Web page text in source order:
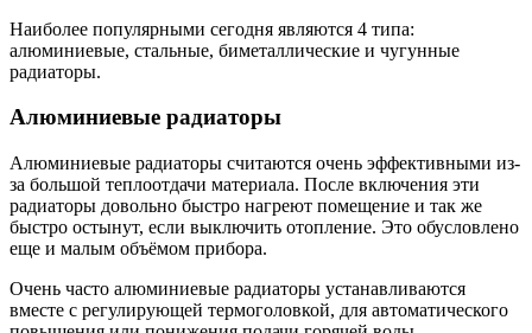
Наиболее популярными сегодня являются 4 типа:
алюминиевые, стальные, биметаллические и чугунные
радиаторы.
Алюминиевые радиаторы
Алюминиевые радиаторы считаются очень эффективными из-
за большой теплоотдачи материала. После включения эти
радиаторы довольно быстро нагреют помещение и так же
быстро остынут, если выключить отопление. Это обусловлено
еще и малым объёмом прибора.
Очень часто алюминиевые радиаторы устанавливаются
вместе с регулирующей термоголовкой, для автоматического